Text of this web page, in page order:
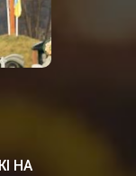
НА